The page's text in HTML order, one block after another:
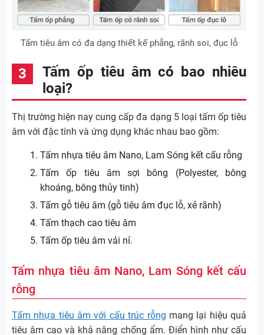
Tấm tiêu âm có đa dạng thiết kế phẳng, rãnh soi, đục lỗ
Tấm ốp tiêu âm có bao nhiêu
loại?
Thị trường hiện nay cung cấp đa dạng 5 loại tấm ốp tiêu
âm với đặc tính và ứng dụng khác nhau bao gồm:
Tấm nhựa tiêu âm Nano, Lam Sóng kết cấu rỗng
Tấm ốp tiêu âm sợi bông (Polyester, bông
khoáng, bông thủy tinh)
Tấm gỗ tiêu âm (gỗ tiêu âm đục lỗ, xẻ rãnh)
Tấm thạch cao tiêu âm
Tấm ốp tiêu âm vải nỉ.
Tấm nhựa tiêu âm Nano, Lam Sóng kết cấu
rỗng
Tấm nhựa tiêu âm với cấu trúc rỗng mang lại hiệu quả
tiêu âm cao và khả năng chống ẩm. Điển hình như cấu